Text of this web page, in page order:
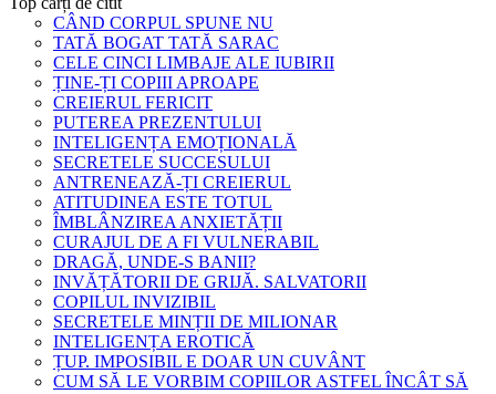
CÂND CORPUL SPUNE NU
TATĂ BOGAT TATĂ SARAC
CELE CINCI LIMBAJE ALE IUBIRII
ȚINE-ȚI COPIII APROAPE
CREIERUL FERICIT
PUTEREA PREZENTULUI
INTELIGENȚA EMOȚIONALĂ
SECRETELE SUCCESULUI
ANTRENEAZĂ-ȚI CREIERUL
ATITUDINEA ESTE TOTUL
ÎMBLÂNZIREA ANXIETĂȚII
CURAJUL DE A FI VULNERABIL
DRAGĂ, UNDE-S BANII?
INVĂȚĂTORII DE GRIJĂ. SALVATORII
COPILUL INVIZIBIL
SECRETELE MINȚII DE MILIONAR
INTELIGENȚA EROTICĂ
ȚUP. IMPOSIBIL E DOAR UN CUVÂNT
CUM SĂ LE VORBIM COPIILOR ASTFEL ÎNCÂT SĂ